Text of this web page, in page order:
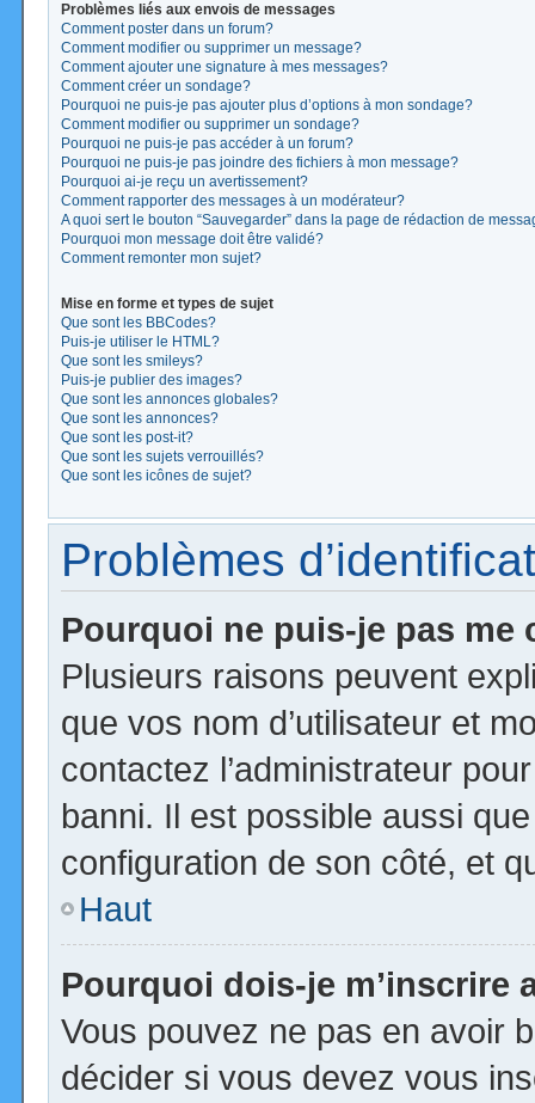
Problèmes liés aux envois de messages
Comment poster dans un forum?
Comment modifier ou supprimer un message?
Comment ajouter une signature à mes messages?
Comment créer un sondage?
Pourquoi ne puis-je pas ajouter plus d’options à mon sondage?
Comment modifier ou supprimer un sondage?
Pourquoi ne puis-je pas accéder à un forum?
Pourquoi ne puis-je pas joindre des fichiers à mon message?
Pourquoi ai-je reçu un avertissement?
Comment rapporter des messages à un modérateur?
A quoi sert le bouton “Sauvegarder” dans la page de rédaction de
Pourquoi mon message doit être validé?
Comment remonter mon sujet?
Mise en forme et types de sujet
Que sont les BBCodes?
Puis-je utiliser le HTML?
Que sont les smileys?
Puis-je publier des images?
Que sont les annonces globales?
Que sont les annonces?
Que sont les post-it?
Que sont les sujets verrouillés?
Que sont les icônes de sujet?
Problèmes
Pourquoi ne puis-je pas me
Plusieurs raisons peuvent
que vos nom d’utilisateur et
contactez l’administrateur
banni. Il est possible aussi
configuration de son côté, et
Haut
Pourquoi dois-je m’inscrire
Vous pouvez ne pas en avoir
décider si vous devez vous